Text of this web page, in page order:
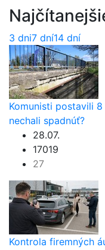
3 dni7 dní14 dní
Komunisti postavili
nechali spadnúť?
28.07.
17019
27
Kontrola firemných